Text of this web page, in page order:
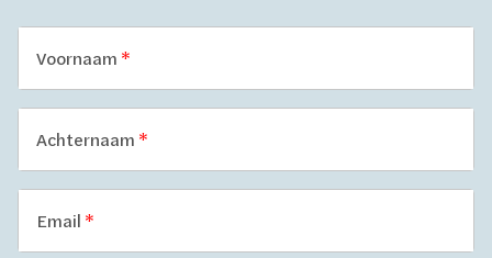
Voornaam
Achternaam
Email